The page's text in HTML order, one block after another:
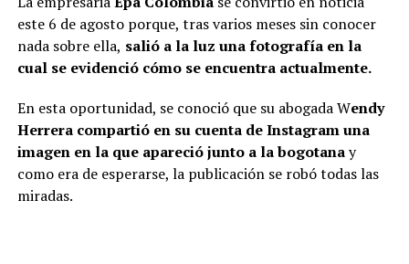
opinión pública y se está a la espera de que los familiares
o la abogada de la empresaria se pronuncien sobre la
decisión y entreguen más detalles acerca de su nuevo
traslado.
totalmente tranquilo, estoy
bien. Incluso, para que dejen el
tema ahí también, con la
mamá de la niña estoy bien.
Como se lo dije a ella, tal vez
en algunas vainas no
compaginamos, se acabó lo
este 6 de agosto porque, tras varios meses sin conocer
nada sobre ella, salió a la luz una fotografía en la
cual se evidenció cómo se encuentra actualmente.
En esta oportunidad, se conoció que su abogada Wendy
Herrera compartió en su cuenta de Instagram una
imagen en la que apareció junto a la bogotanay
como era de esperarse, la publicación se robó todas las
miradas.